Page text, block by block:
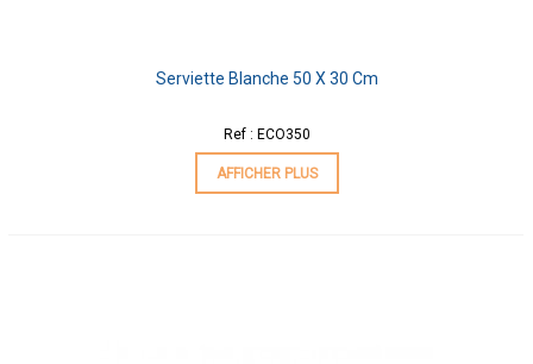
Serviette Blanche 50 X 30 Cm
Ref : ECO350
AFFICHER PLUS